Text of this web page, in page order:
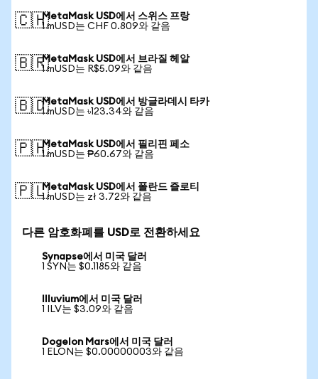
🇨🇭MetaMask USD에서 스위스 프랑
1 mUSD는 CHF 0.809와 같음
🇧🇷MetaMask USD에서 브라질 헤알
1 mUSD는 R$5.09와 같음
🇧🇩MetaMask USD에서 방글라데시 타카
1 mUSD는 ৳123.34와 같음
🇵🇭MetaMask USD에서 필리핀 페소
1 mUSD는 ₱60.67와 같음
🇵🇱MetaMask USD에서 폴란드 즐로티
1 mUSD는 zł 3.72와 같음
다른 암호화폐를 USD로 전환하세요
Synapse에서 미국 달러
1 SYN는 $0.1185와 같음
Illuvium에서 미국 달러
1 ILV는 $3.09와 같음
Dogelon Mars에서 미국 달러
1 ELON는 $0.00000003와 같음